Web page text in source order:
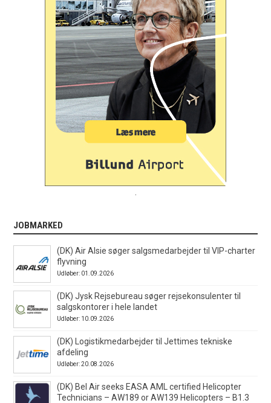
JOBMARKED
(DK) Air Alsie søger salgsmedarbejder til VIP-charter
flyvning
Udløber: 01.09.2026
(DK) Jysk Rejsebureau søger rejsekonsulenter til
salgskontorer i hele landet
Udløber: 10.09.2026
(DK) Logistikmedarbejder til Jettimes tekniske
afdeling
Udløber: 20.08.2026
(DK) Bel Air seeks EASA AML certified Helicopter
Technicians – AW189 or AW139 Helicopters – B1.3